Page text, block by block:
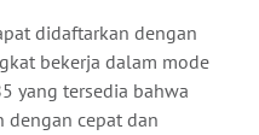
didaftarkan dengan
bekerja dalam mode
yang tersedia bahwa
cepat dan